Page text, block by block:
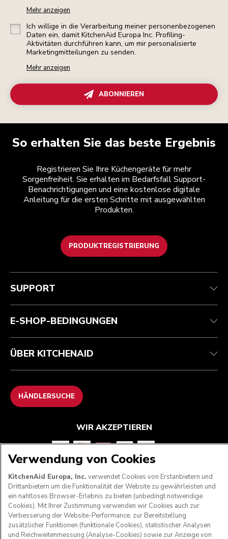
Mehr anzeigen
Ich willige in die Verarbeitung meiner personenbezogenen
Daten ein, damit KitchenAid Europa Inc. Profiling-
Aktivitäten durchführen kann, um mir personalisierte
Marketingmitteilungen zu senden.
Mehr anzeigen
ABONNIEREN
So erhalten Sie das beste Ergebnis
Registrieren Sie Ihre Küchengeräte für mehr
Sorgenfreiheit. Sie erhalten im Bedarfsfall Support-
Benachrichtigungen und eine kostenlose digitale
Anleitung für die ersten Schritte mit ausgewählten
Produkten.
PRODUKTREGISTRIERUNG
Kundenservice
Garantie und Dokumente
Kontaktieren Sie uns.
Teilnahmebedingungen
Rückgaben und Erstattungen
Impressum
ODR
Die Marke
Händlersuche
SUPPORT
E-SHOP-BEDINGUNGEN
ÜBER KITCHENAID
HÄNDLERSUCHE
WIR AKZEPTIEREN
FOLGEN SIE UNS
Verwendung von Cookies
KitchenAid Europa, Inc. verwendet Cookies von Erstanbietern und
Drittanbietern um die Funktionalität der Website zu gewährleisten und
ein nahtloses Browser-Erlebnis zu bieten (unbedingt notwendige
Cookies). Mit Ihrer Zustimmung verwenden wir Cookies auch zur
Verbesserung der Website-Performance, zur Bereitstellung
zusätzlicher Funktionen (funktionale Cookies), statistischer Analysen
und Reichweitenmessung (Analyse-Cookies) sowie zur Anzeige von